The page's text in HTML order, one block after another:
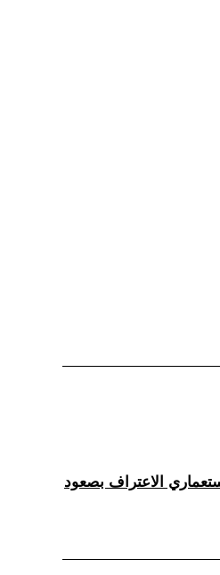
الاعتراف بصعود